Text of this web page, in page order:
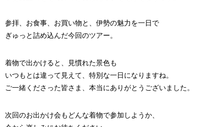
参拝、お食事、お買い物と、伊勢の魅力を一日で
ぎゅっと詰め込んだ今回のツアー。
着物で出かけると、見慣れた景色も
いつもとは違って見えて、特別な一日になりますね。
ご一緒くださった皆さま、本当にありがとうございました。
次回のお出かけ会もどんな着物で参加しようか、